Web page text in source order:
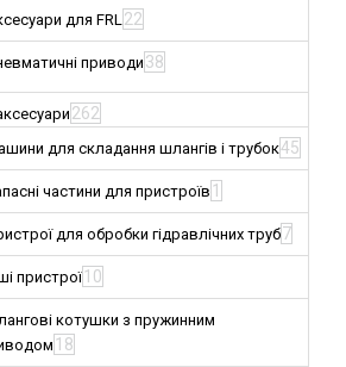
для FRL22
приводи 38
262
для складання шлангів і трубок45
частини для пристроїв 1
для обробки гідравлічних труб7
пристрої10
котушки з пружинним
18